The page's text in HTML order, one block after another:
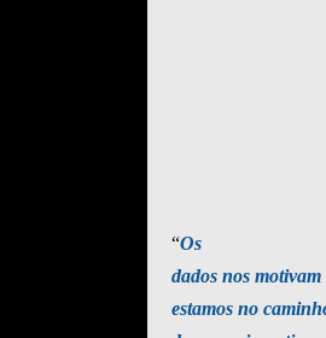
“Os
dados nos
estamos no